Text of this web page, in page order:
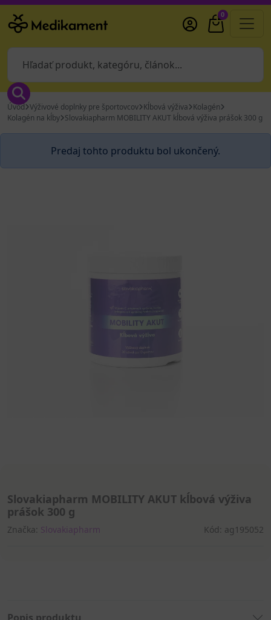
0
Úvod Výživové doplnky pre športovcov Kĺbová výživa Kolagén
Kolagén na kĺby Slovakiapharm MOBILITY AKUT kĺbová výživa prášok 300 g
Predaj tohto produktu bol ukončený.
Slovakiapharm MOBILITY AKUT kĺbová výživa
prášok 300 g
Značka: Slovakiapharm Kód: ag195052